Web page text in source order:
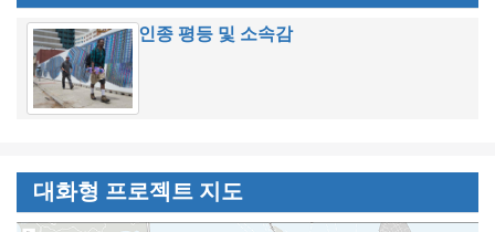
인종 평등 및 소속감
대화형 프로젝트 지도